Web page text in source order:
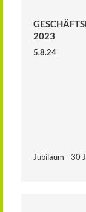
2023
5.8.24
Jubiläum - 30